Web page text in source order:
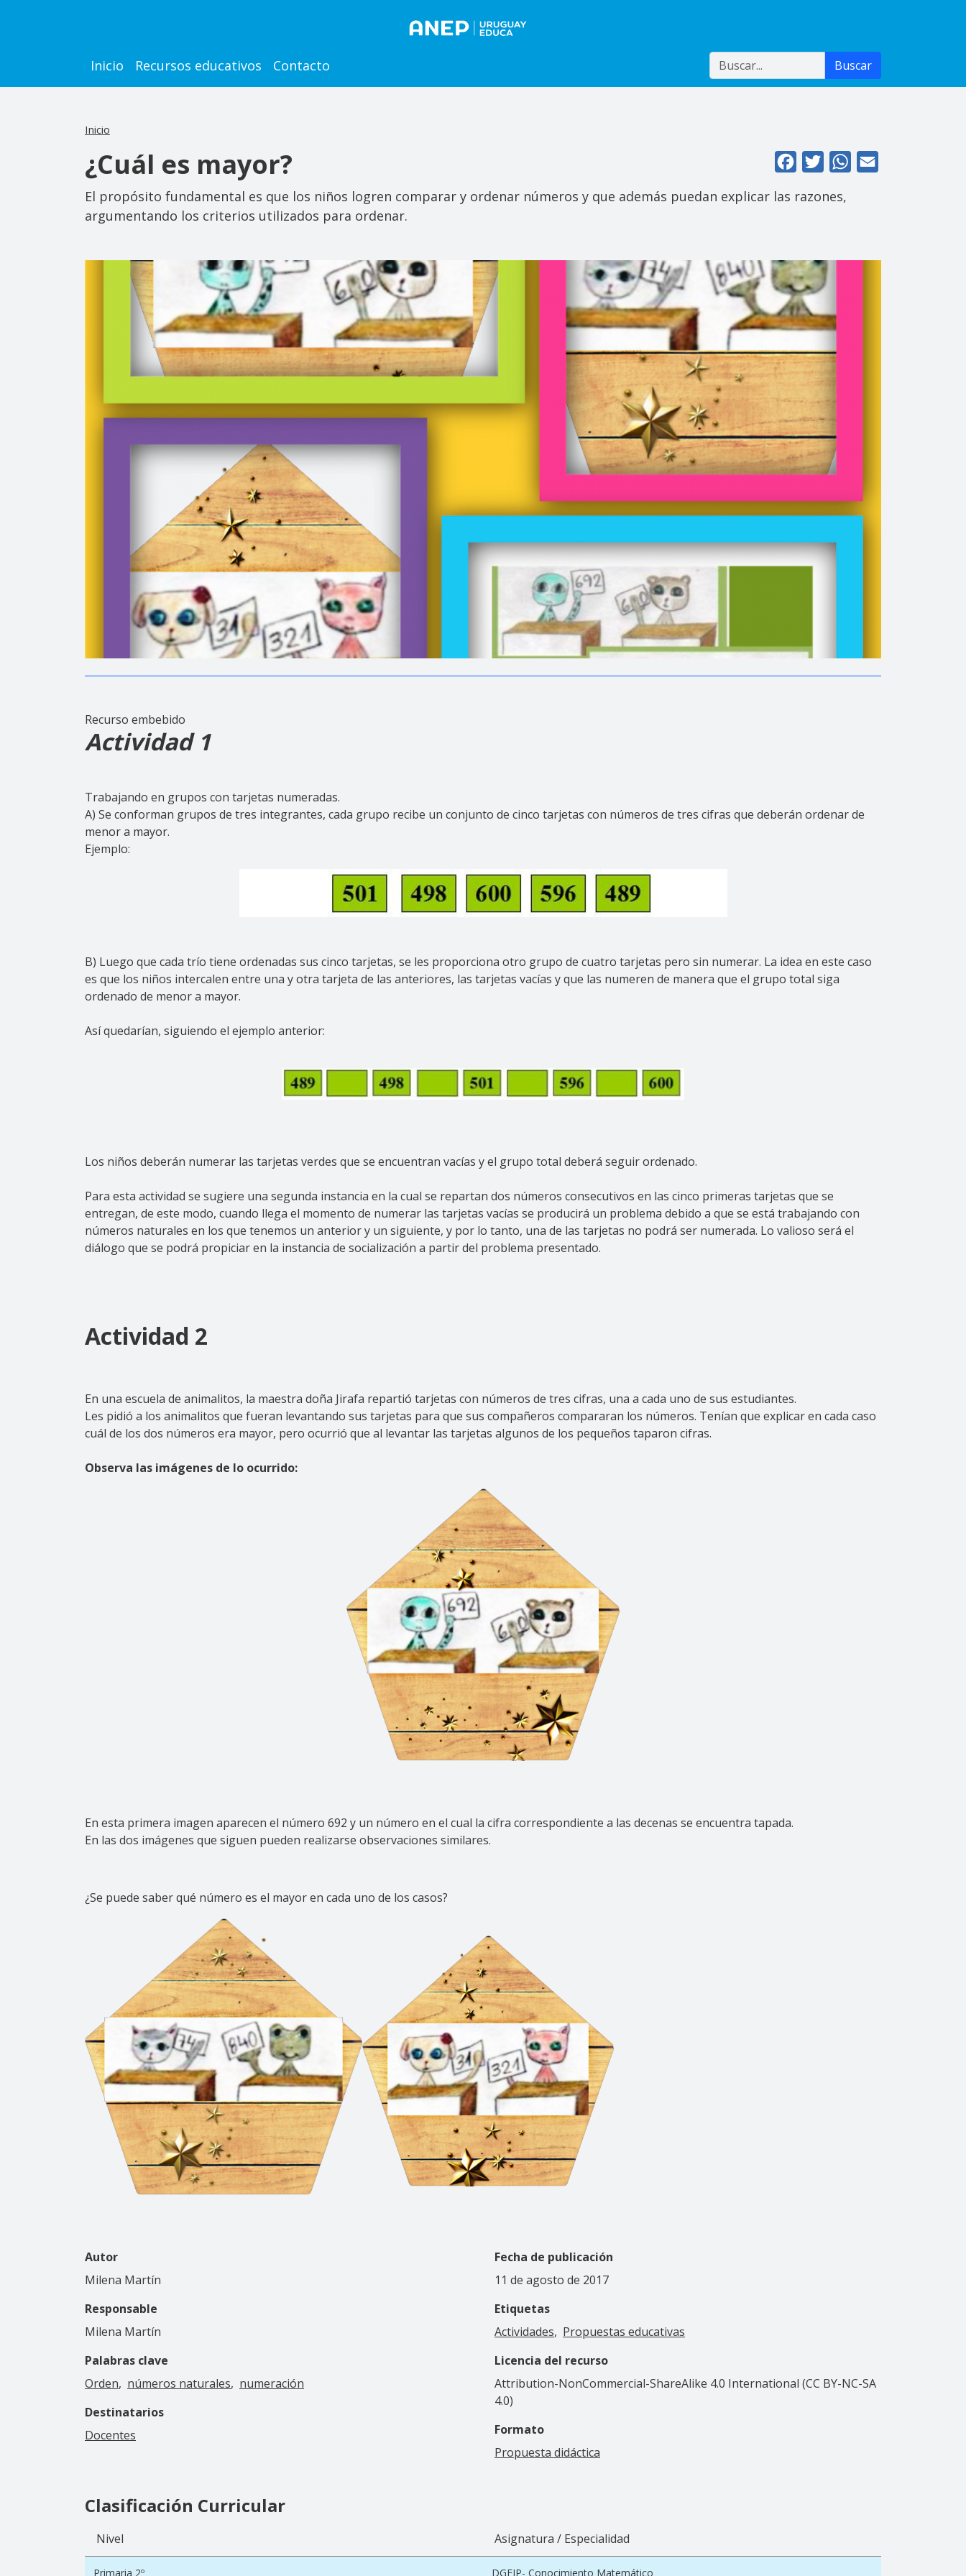
Main navigation
Inicio Recursos educativos Contacto Buscar Buscar
Inicio
FacebookTwitterWhatsApp
¿Cuál es mayor?
El propósito fundamental es que los niños logren comparar y ordenar números y que además puedan explicar las razones,
argumentando los criterios utilizados para ordenar.
Recurso embebido
Actividad 1
Trabajando en grupos con tarjetas numeradas.
A) Se conforman grupos de tres integrantes, cada grupo recibe un conjunto de cinco tarjetas con números de tres cifras que deberán ordenar de
menor a mayor.
Ejemplo:
B) Luego que cada trío tiene ordenadas sus cinco tarjetas, se les proporciona otro grupo de cuatro tarjetas pero sin numerar. La idea en este caso
es que los niños intercalen entre una y otra tarjeta de las anteriores, las tarjetas vacías y que las numeren de manera que el grupo total siga
ordenado de menor a mayor.
Así quedarían, siguiendo el ejemplo anterior:
Los niños deberán numerar las tarjetas verdes que se encuentran vacías y el grupo total deberá seguir ordenado.
Para esta actividad se sugiere una segunda instancia en la cual se repartan dos números consecutivos en las cinco primeras tarjetas que se
entregan, de este modo, cuando llega el momento de numerar las tarjetas vacías se producirá un problema debido a que se está trabajando con
números naturales en los que tenemos un anterior y un siguiente, y por lo tanto, una de las tarjetas no podrá ser numerada. Lo valioso será el
diálogo que se podrá propiciar en la instancia de socialización a partir del problema presentado.
Actividad 2
En una escuela de animalitos, la maestra doña Jirafa repartió tarjetas con números de tres cifras, una a cada uno de sus estudiantes.
Les pidió a los animalitos que fueran levantando sus tarjetas para que sus compañeros compararan los números. Tenían que explicar en cada caso
cuál de los dos números era mayor, pero ocurrió que al levantar las tarjetas algunos de los pequeños taparon cifras.
Observa las imágenes de lo ocurrido:
En esta primera imagen aparecen el número 692 y un número en el cual la cifra correspondiente a las decenas se encuentra tapada.
En las dos imágenes que siguen pueden realizarse observaciones similares.
¿Se puede saber qué número es el mayor en cada uno de los casos?
Autor
Milena Martín
Responsable
Milena Martín
Palabras clave
Orden
números naturales
numeración
Destinatarios
Docentes
Fecha de publicación
11 de agosto de 2017
Etiquetas
Actividades
Propuestas educativas
Licencia del recurso
Attribution-NonCommercial-ShareAlike 4.0 International (CC BY-NC-SA
4.0)
Formato
Propuesta didáctica
Clasificación Curricular
Nivel
Primaria 2º
Asignatura / Especialidad
DGEIP- Conocimiento Matemático